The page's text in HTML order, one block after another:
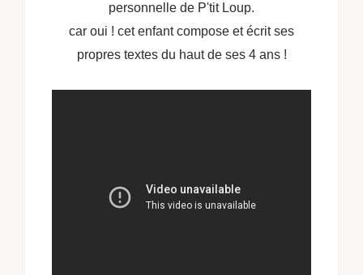
personnelle de P'tit Loup.
car oui ! cet enfant compose et écrit ses
propres textes du haut de ses 4 ans !